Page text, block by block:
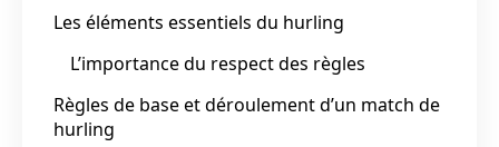
Les éléments essentiels du hurling
L’importance du respect des règles
Règles de base et déroulement d’un match de
hurling